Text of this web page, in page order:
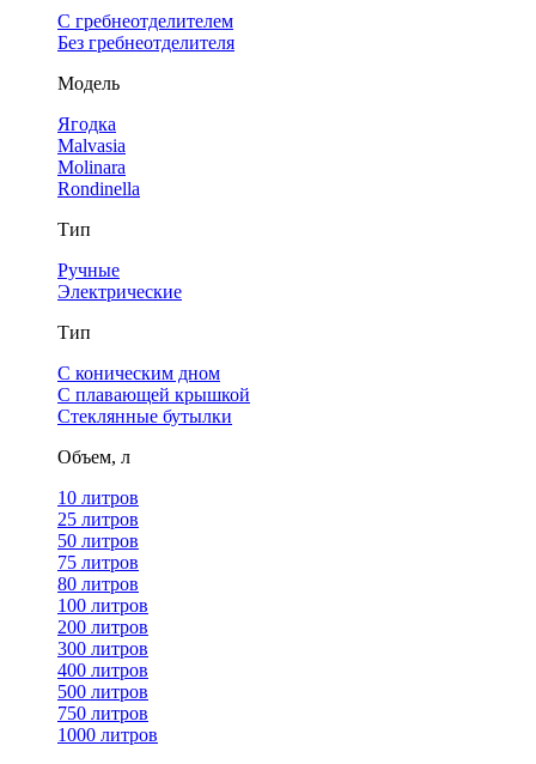
С гребнеотделителем
Без гребнеотделителя
Модель
Ягодка
Malvasia
Molinara
Rondinella
Тип
Ручные
Электрические
Тип
С коническим дном
С плавающей крышкой
Стеклянные бутылки
Объем, л
10 литров
25 литров
50 литров
75 литров
80 литров
100 литров
200 литров
300 литров
400 литров
500 литров
750 литров
1000 литров